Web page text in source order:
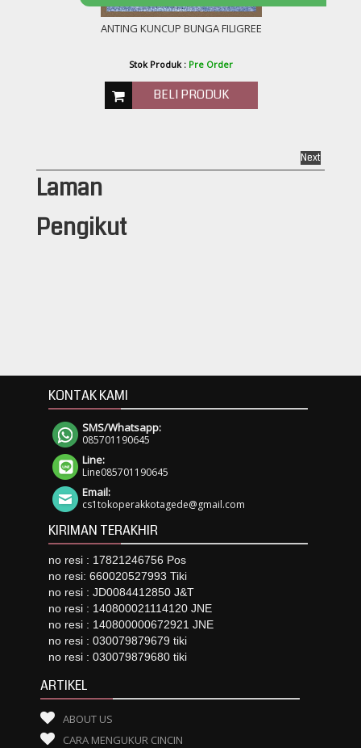
ANTING KUNCUP BUNGA FILIGREE
Stok Produk : Pre Order
BELI PRODUK
Next
Laman
Pengikut
KONTAK KAMI
SMS/Whatsapp:
085701190645
Line:
Line085701190645
Email:
cs1tokoperakkotagede@gmail.com
KIRIMAN TERAKHIR
no resi : 17821246756 Pos
no resi: 660020527993 Tiki
no resi : JD0084412850 J&T
no resi : 140800021114120 JNE
no resi : 140800000672921 JNE
no resi : 030079879679 tiki
no resi : 030079879680 tiki
ARTIKEL
ABOUT US
CARA MENGUKUR CINCIN